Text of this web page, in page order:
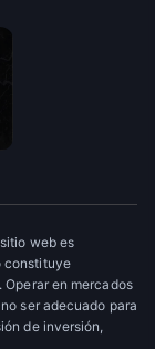
web es
constituye
en mercados
ser adecuado para
de inversión,